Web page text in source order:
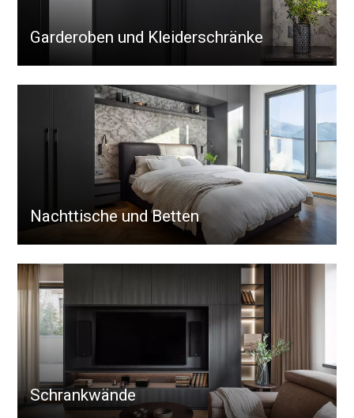
Garderoben und Kleiderschränke
Nachttische und Betten
Schrankwände